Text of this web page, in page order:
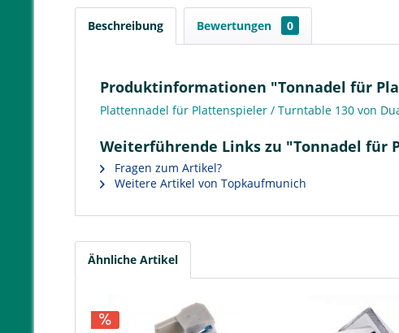
Beschreibung Bewertungen 0
Produktinformationen "Tonnadel für
Plattennadel für Plattenspieler / Turntable 130 von
Weiterführende Links zu "Tonnadel für
Fragen zum Artikel?
Weitere Artikel von Topkaufmunich
Ähnliche Artikel